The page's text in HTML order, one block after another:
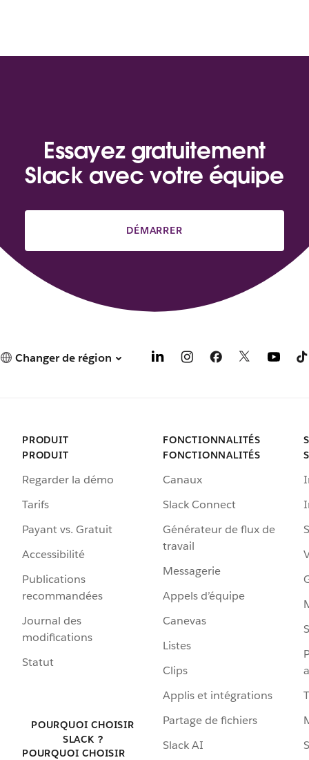
Essayez gratuitement
Slack avec votre équipe
DÉMARRER
Changer de région
PRODUIT
PRODUIT
Regarder la démo
Tarifs
Payant vs. Gratuit
Accessibilité
Publications
recommandées
Journal des
modifications
Statut
POURQUOI CHOISIR
SLACK ?
POURQUOI CHOISIR
FONCTIONNALITÉS
FONCTIONNALITÉS
Canaux
Slack Connect
Générateur de flux de
travail
Messagerie
Appels d’équipe
Canevas
Listes
Clips
Applis et intégrations
Partage de fichiers
Slack AI